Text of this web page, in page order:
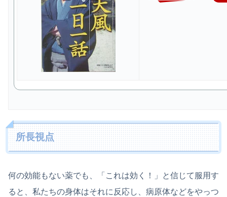
所長視点
何の効能もない薬でも、「これは効く！」と信じて服用す
ると、私たちの身体はそれに反応し、病原体などをやっつ